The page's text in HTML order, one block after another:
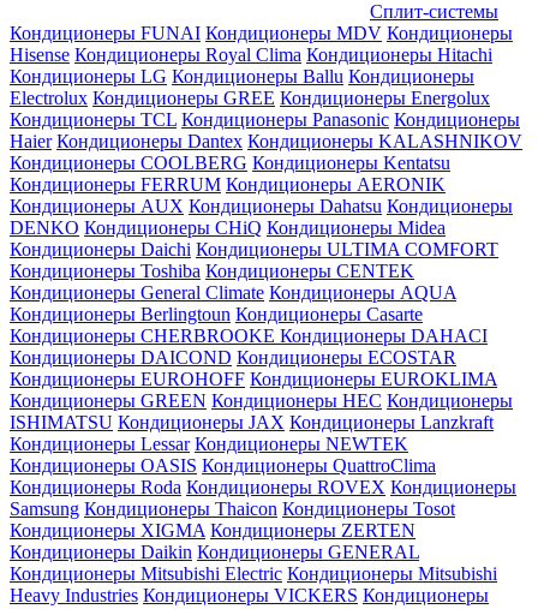
Сплит-системы
Кондиционеры FUNAI Кондиционеры MDV Кондиционеры
Hisense Кондиционеры Royal Clima Кондиционеры Hitachi
Кондиционеры LG Кондиционеры Ballu Кондиционеры
Electrolux Кондиционеры GREE Кондиционеры Energolux
Кондиционеры TCL Кондиционеры Panasonic Кондиционеры
Haier Кондиционеры Dantex Кондиционеры KALASHNIKOV
Кондиционеры СOOLBERG Кондиционеры Kentatsu
Кондиционеры FERRUM Кондиционеры AERONIK
Кондиционеры AUX Кондиционеры Dahatsu Кондиционеры
DENKO Кондиционеры CHiQ Кондиционеры Midea
Кондиционеры Daichi Кондиционеры ULTIMA COMFORT
Кондиционеры Toshiba Кондиционеры CENTEK
Кондиционеры General Climate Кондиционеры AQUA
Кондиционеры Berlingtoun Кондиционеры Casarte
Кондиционеры CHERBROOKE Кондиционеры DAHACI
Кондиционеры DAICOND Кондиционеры ECOSTAR
Кондиционеры EUROHOFF Кондиционеры EUROKLIMA
Кондиционеры GREEN Кондиционеры HEC Кондиционеры
ISHIMATSU Кондиционеры JAX Кондиционеры Lanzkraft
Кондиционеры Lessar Кондиционеры NEWTEK
Кондиционеры OASIS Кондиционеры QuattroClima
Кондиционеры Roda Кондиционеры ROVEX Кондиционеры
Samsung Кондиционеры Thaicon Кондиционеры Tosot
Кондиционеры XIGMA Кондиционеры ZERTEN
Кондиционеры Daikin Кондиционеры GENERAL
Кондиционеры Mitsubishi Electric Кондиционеры Mitsubishi
Heavy Industries Кондиционеры VICKERS Кондиционеры